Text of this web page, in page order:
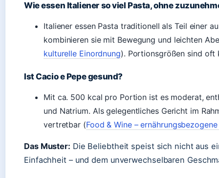
Wie essen Italiener so viel Pasta, ohne
Italiener essen Pasta traditionell als Teil einer
kombinieren sie mit Bewegung und leichten
kulturelle Einordnung). Portionsgrößen sind oft
Ist Cacio e Pepe gesund?
Mit ca. 500 kcal pro Portion ist es moderat,
und Natrium. Als gelegentliches Gericht im
vertretbar (Food & Wine –
Das Muster: Die Beliebtheit speist sich nicht aus
Einfachheit – und dem unverwechselbaren